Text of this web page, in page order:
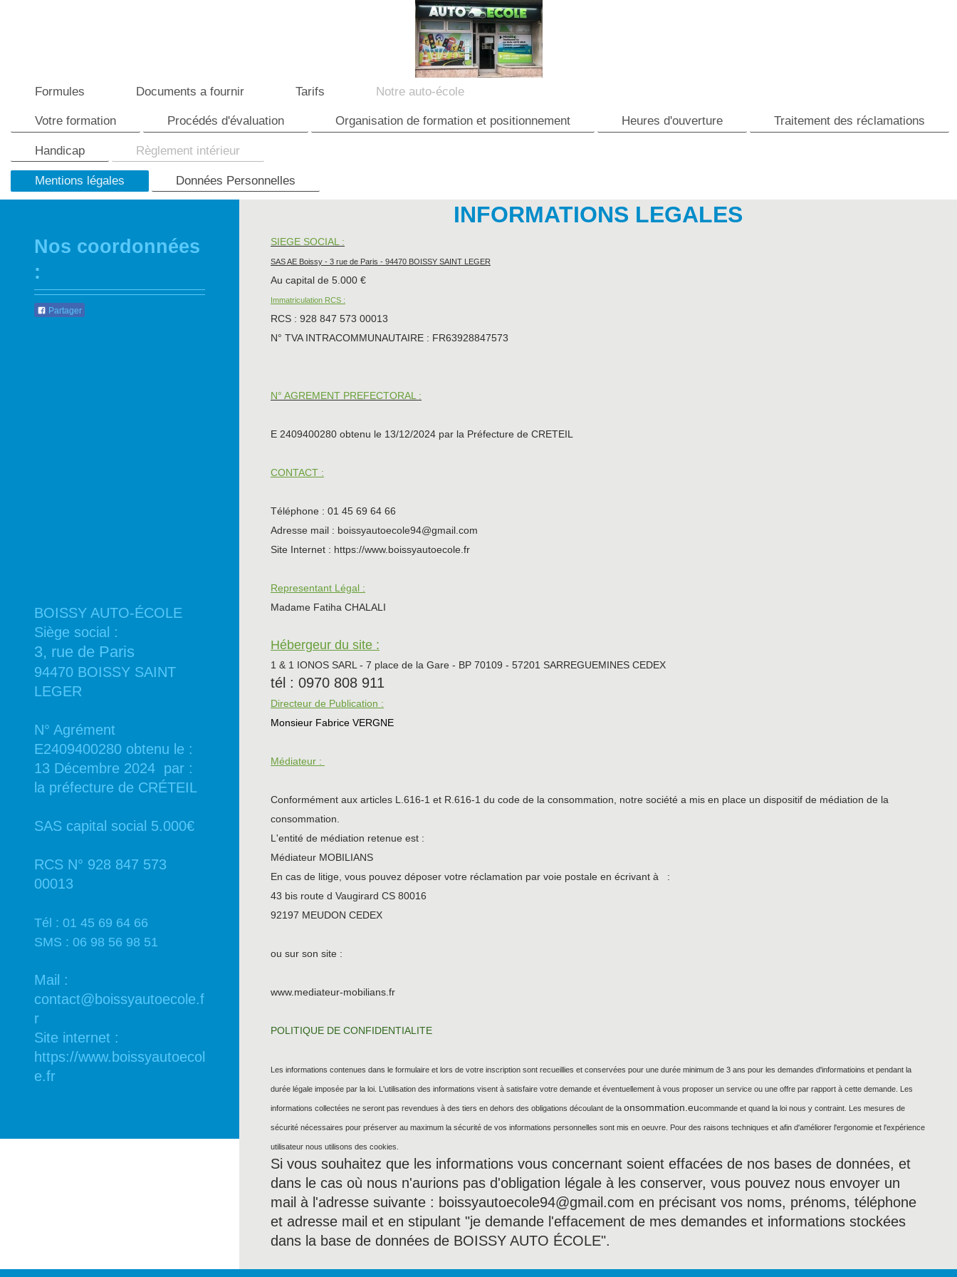
Formules Documents a fournir Tarifs Notre auto-école
Votre formation Procédés d'évaluation Organisation de formation et positionnement Heures d'ouverture Traitement des réclamations
Handicap Règlement intérieur
Mentions légales Données Personnelles
INFORMATIONS LEGALES
SIEGE SOCIAL :
SAS AE Boissy - 3 rue de Paris - 94470 BOISSY SAINT LEGER
Au capital de 5.000 €
Immatriculation RCS :
RCS : 928 847 573 00013
N° TVA INTRACOMMUNAUTAIRE : FR63928847573
N° AGREMENT PREFECTORAL :
E 2409400280 obtenu le 13/12/2024 par la Préfecture de CRETEIL
CONTACT :
Téléphone : 01 45 69 64 66
Adresse mail : boissyautoecole94@gmail.com
Site Internet : https://www.boissyautoecole.fr
Representant Légal :
Madame Fatiha CHALALI
Hébergeur du site :
1 & 1 IONOS SARL - 7 place de la Gare - BP 70109 - 57201 SARREGUEMINES CEDEX
tél : 0970 808 911
Directeur de Publication :
Monsieur Fabrice VERGNE
Médiateur :
Conformément aux articles L.616-1 et R.616-1 du code de la consommation, notre société a mis en place un dispositif de médiation de la
consommation.
L'entité de médiation retenue est :
Médiateur MOBILIANS
En cas de litige, vous pouvez déposer votre réclamation par voie postale en écrivant à :
43 bis route d Vaugirard CS 80016
92197 MEUDON CEDEX
ou sur son site :
www.mediateur-mobilians.fr
POLITIQUE DE CONFIDENTIALITE
Les informations contenues dans le formulaire et lors de votre inscription sont recueillies et conservées pour une durée minimum de 3 ans pour les demandes d'informatioins et pendant la
durée légale imposée par la loi. L'utilisation des informations visent à satisfaire votre demande et éventuellement à vous proposer un service ou une offre par rapport à cette demande. Les
informations collectées ne seront pas revendues à des tiers en dehors des obligations découlant de la onsommation.eucommande et quand la loi nous y contraint. Les mesures de
sécurité nécessaires pour préserver au maximum la sécurité de vos informations personnelles sont mis en oeuvre. Pour des raisons techniques et afin d'améliorer l'ergonomie et l'expérience
utilisateur nous utilisons des cookies.
Si vous souhaitez que les informations vous concernant soient effacées de nos bases de données, et
dans le cas où nous n'aurions pas d'obligation légale à les conserver, vous pouvez nous envoyer un
mail à l'adresse suivante : boissyautoecole94@gmail.com en précisant vos noms, prénoms, téléphone
et adresse mail et en stipulant "je demande l'effacement de mes demandes et informations stockées
dans la base de données de BOISSY AUTO ÉCOLE".
Nos coordonnées
:
Partager
BOISSY AUTO-ÉCOLE
Siège social :
3, rue de Paris
94470 BOISSY SAINT
LEGER
N° Agrément
E2409400280 obtenu le :
13 Décembre 2024 par :
la préfecture de CRÉTEIL
SAS capital social 5.000€
RCS N° 928 847 573
00013
Tél : 01 45 69 64 66
SMS : 06 98 56 98 51
Mail :
contact@boissyautoecole.f
r
Site internet :
https://www.boissyautoecol
e.fr